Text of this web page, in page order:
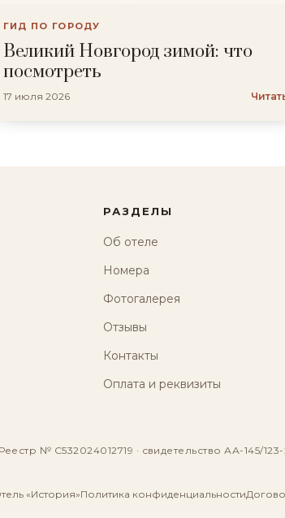
ГИД ПО ГОРОДУ
Великий Новгород зимой: что
посмотреть
17 июля 2026
РАЗДЕЛЫ
Об отеле
Номера
Фотогалерея
Отзывы
Контакты
Оплата и реквизиты
№ С532024012719 · свидетельство АА-145/123-
«История»Политика конфиденциальности